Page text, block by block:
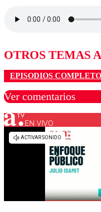
OTROS TEMAS
EPISODIOS
Ver comentarios
Los comentarios son
EN VIVO